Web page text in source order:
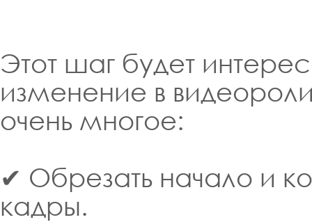
Этот шаг будет
изменение в
очень многое:
✔ Обрезать начало и
кадры.